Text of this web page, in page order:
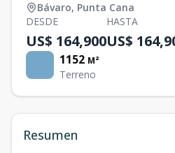
Bávaro, Punta Cana
DESDE
US$ 164,900
HASTA
US$
1152 M²
Terreno
Resumen